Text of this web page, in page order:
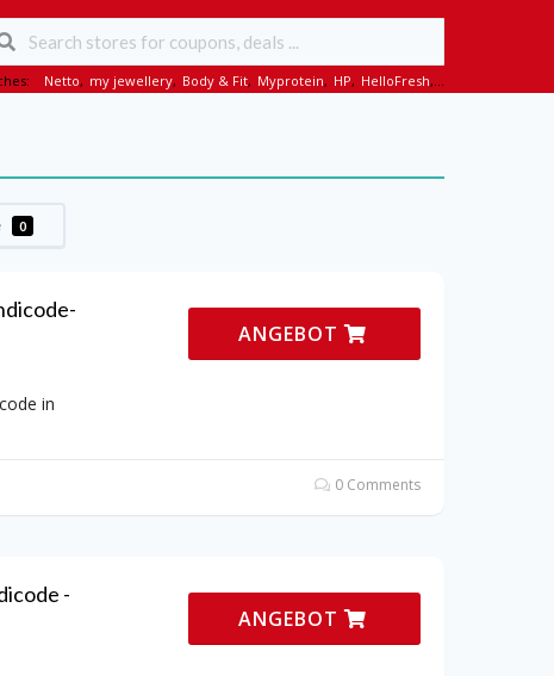
Netto, my jewellery, Body & Fit, Myprotein, HP, HelloFresh,...
0
in
ANGEBOT
0 Comments
-
ANGEBOT